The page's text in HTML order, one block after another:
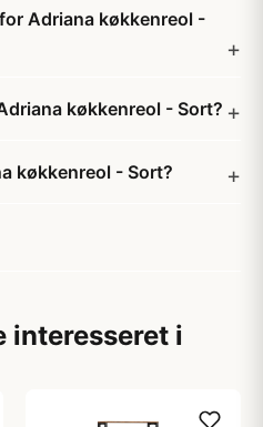
Adriana køkkenreol -
køkkenreol - Sort?
køkkenreol - Sort?
interesseret i